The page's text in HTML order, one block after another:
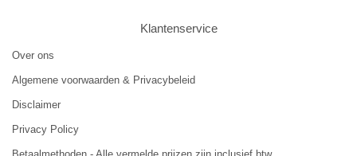
Klantenservice
Over ons
Algemene voorwaarden & Privacybeleid
Disclaimer
Privacy Policy